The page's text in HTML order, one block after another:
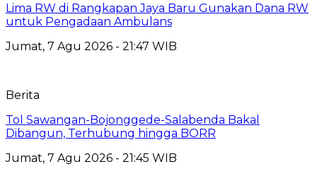
Lima RW di Rangkapan Jaya Baru Gunakan Dana RW
untuk Pengadaan Ambulans
Jumat, 7 Agu 2026 - 21:47 WIB
Berita
Tol Sawangan-Bojonggede-Salabenda Bakal
Dibangun, Terhubung hingga BORR
Jumat, 7 Agu 2026 - 21:45 WIB